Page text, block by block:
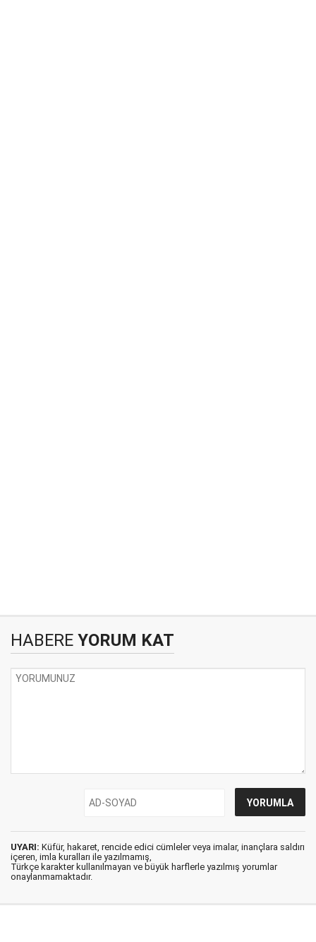
HABERE YORUM KAT
UYARI: Küfür, hakaret, rencide edici cümleler veya imalar, inançlara saldırı
içeren, imla kuralları ile yazılmamış,
Türkçe karakter kullanılmayan ve büyük harflerle yazılmış yorumlar
onaylanmamaktadır.